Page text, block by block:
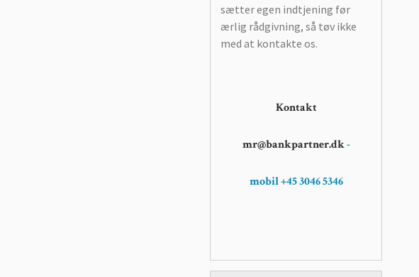
sætter egen indtjening før
ærlig rådgivning, så tøv ikke
med at kontakte os.
Kontakt
mr@bankpartner.dk-
mobil +45 3046 5346